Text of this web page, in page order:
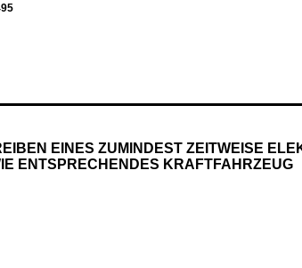
EINES ZUMINDEST ZEITWEISE
ENTSPRECHENDES KRAFTFAHRZEUG